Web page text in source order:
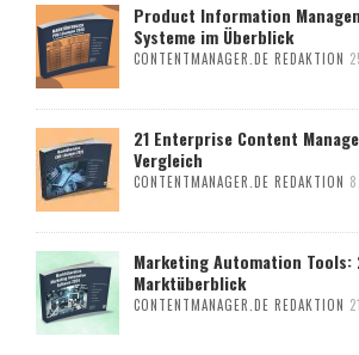
Product Information
Systeme im Überblick
CONTENTMANAGER.DE REDAKTION
21 Enterprise Content
Vergleich
CONTENTMANAGER.DE REDAKTION
Marketing Automation
Marktüberblick
CONTENTMANAGER.DE REDAKTION